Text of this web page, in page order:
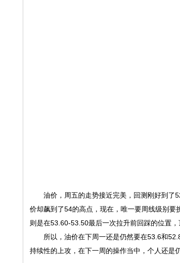
油价，周五的走势接近完美，回测刚好到了
价却飙到了54的高点，现在，唯一要周线级别
则是在53.60-53.50最后一次拉升前回踩的位置
所以，油价在下周一还是仍然要在53.6和52.8
持续性的上攻，在下一周的操作当中，个人还是